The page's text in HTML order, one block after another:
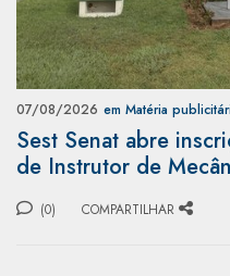
07/08/2026 em Matéria
Sest Senat abre
de Instrutor de
(0) COMPARTILHAR